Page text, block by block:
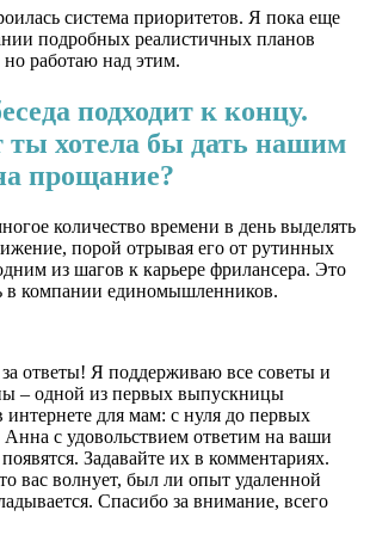
система приоритетов. Я пока еще
подробных реалистичных планов
работаю над этим.
подходит к концу.
ты хотела бы дать нашим
прощание?
количество времени в день выделять
порой отрывая его от рутинных
из шагов к карьере фрилансера. Это
в компании единомышленников.
ответы! Я поддерживаю все советы и
– одной из первых выпускницы
интернете для мам: с нуля до первых
Анна с удовольствием ответим на ваши
Задавайте их в комментариях.
вас волнует, был ли опыт удаленной
Спасибо за внимание, всего